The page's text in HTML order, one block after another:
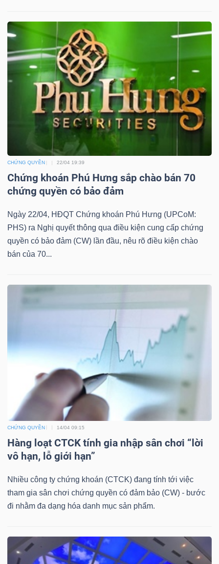
CHỨNG QUYỀN 22/04 19:39
Chứng khoán Phú Hưng sắp chào bán 70
chứng quyền có bảo đảm
Ngày 22/04, HĐQT Chứng khoán Phú Hưng (UPCoM:
PHS) ra Nghị quyết thông qua điều kiện cung cấp chứng
quyền có bảo đảm (CW) lần đầu, nêu rõ điều kiện chào
bán của 70...
CHỨNG QUYỀN 14/04 09:15
Hàng loạt CTCK tính gia nhập sân chơi “lời
vô hạn, lỗ giới hạn”
Nhiều công ty chứng khoán (CTCK) đang tính tới việc
tham gia sân chơi chứng quyền có đảm bảo (CW) - bước
đi nhằm đa dạng hóa danh mục sản phẩm.
TIÊU
DÙNG
CHĂM
SÓC
SỨC
NGHỆ
DỊCH
VỤ
THÔNG
TIỆN
ÍCH